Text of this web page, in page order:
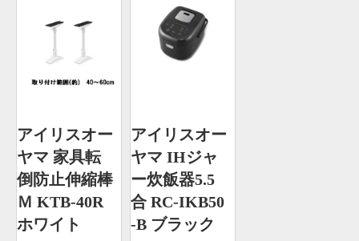
アイリスオー
ヤマ 家具転
倒防止伸縮棒
Ｍ KTB-40R
ホワイト
アイリスオー
ヤマ IHジャ
ー炊飯器5.5
合 RC-IKB50
-B ブラック